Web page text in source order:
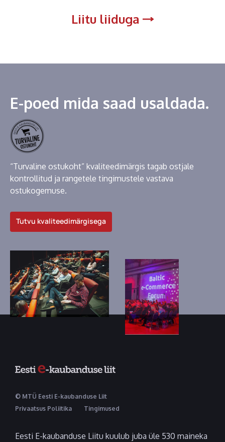
Liitu liiduga
E-poed mida saad usaldada.
“Turvaline ostukoht” kvaliteedimärgis tagab ostjale
kontrollitud ja rangetele tingimustele vastava
ostukogemuse.
Tutvu kvaliteedimärgisega
© MTÜ Eesti E-kaubanduse Liit
Privaatsus Poliitika
Tingimused
Eesti E-kaubanduse Liitu kuulub juba üle 530 maineka